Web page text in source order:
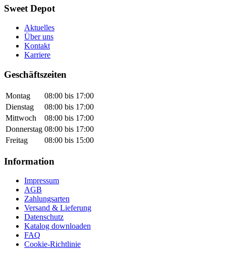
Sweet Depot
Aktuelles
Über uns
Kontakt
Karriere
Geschäftszeiten
Montag
08:00 bis 17:00
Dienstag
08:00 bis 17:00
Mittwoch
08:00 bis 17:00
Donnerstag 08:00 bis 17:00
Freitag
08:00 bis 15:00
Information
Impressum
AGB
Zahlungsarten
Versand & Lieferung
Datenschutz
Katalog downloaden
FAQ
Cookie-Richtlinie